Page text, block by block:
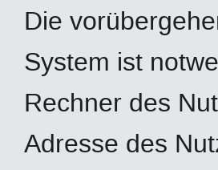
Die
System ist
Rechner des
Adresse des